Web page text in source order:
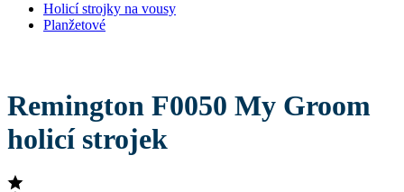
Holicí strojky na vousy
Planžetové
Remington F0050 My Groom
holicí strojek